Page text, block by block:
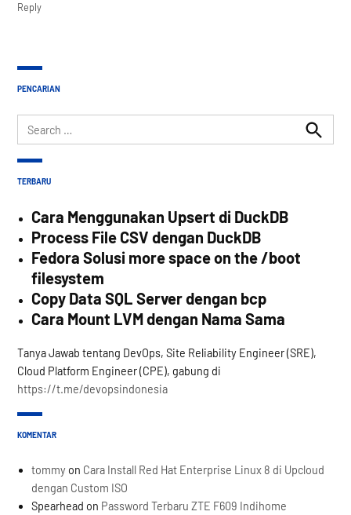
Reply
PENCARIAN
Search
for:
Search
TERBARU
Cara Menggunakan Upsert di DuckDB
Process File CSV dengan DuckDB
Fedora Solusi more space on the /boot
filesystem
Copy Data SQL Server dengan bcp
Cara Mount LVM dengan Nama Sama
Tanya Jawab tentang DevOps, Site Reliability Engineer (SRE),
Cloud Platform Engineer (CPE), gabung di
https://t.me/devopsindonesia
KOMENTAR
tommy on Cara Install Red Hat Enterprise Linux 8 di Upcloud
dengan Custom ISO
Spearhead on Password Terbaru ZTE F609 Indihome